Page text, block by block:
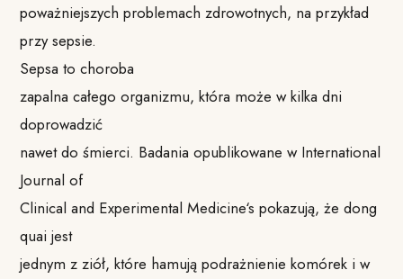
poważniejszych problemach zdrowotnych, na przykład
przy sepsie.
Sepsa to choroba
zapalna całego organizmu, która może w kilka dni
doprowadzić
nawet do śmierci. Badania opublikowane w International
Journal of
Clinical and Experimental Medicine‘s pokazują, że dong
quai jest
jednym z ziół, które hamują podrażnienie komórek i w